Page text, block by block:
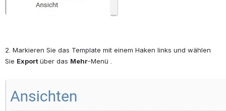
2. Markieren Sie das Template mit einem Haken links und wählen
Sie Export über das Mehr-Menü .